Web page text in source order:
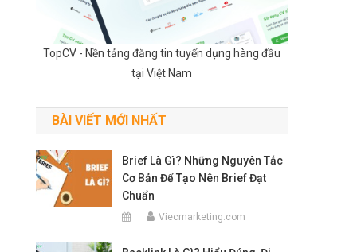
TopCV - Nền tảng đăng tin tuyển dụng hàng đầu
tại Việt Nam
BÀI VIẾT MỚI NHẤT
Brief Là Gì? Những Nguyên Tắc
Cơ Bản Để Tạo Nên Brief Đạt
Chuẩn
Viecmarketing.com